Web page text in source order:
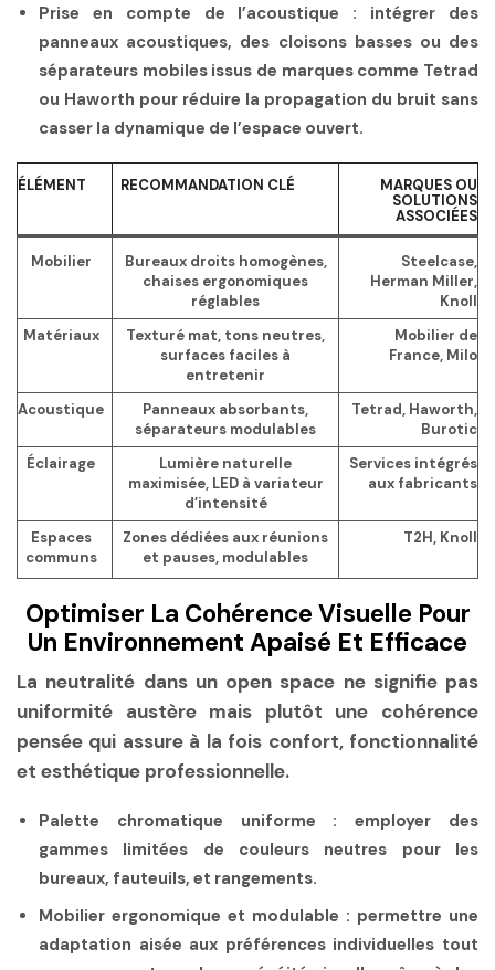
Prise en compte de l’acoustique : intégrer des
panneaux acoustiques, des cloisons basses ou des
séparateurs mobiles issus de marques comme Tetrad
ou Haworth pour réduire la propagation du bruit sans
casser la dynamique de l’espace ouvert.
ÉLÉMENT RECOMMANDATION CLÉ
MARQUES OU
SOLUTIONS
ASSOCIÉES
Mobilier
Bureaux droits homogènes,
chaises ergonomiques
réglables
Steelcase,
Herman Miller,
Knoll
Matériaux
Texturé mat, tons neutres,
surfaces faciles à
entretenir
Mobilier de
France, Milo
Acoustique
Panneaux absorbants,
séparateurs modulables
Tetrad, Haworth,
Burotic
Éclairage
Lumière naturelle
maximisée, LED à variateur
d’intensité
Services intégrés
aux fabricants
Espaces
communs
Zones dédiées aux réunions
et pauses, modulables
T2H, Knoll
Optimiser La Cohérence Visuelle Pour
Un Environnement Apaisé Et Efficace
La neutralité dans un open space ne signifie pas
uniformité austère mais plutôt une cohérence
pensée qui assure à la fois confort, fonctionnalité
et esthétique professionnelle.
Palette chromatique uniforme : employer des
gammes limitées de couleurs neutres pour les
bureaux, fauteuils, et rangements.
Mobilier ergonomique et modulable : permettre une
adaptation aisée aux préférences individuelles tout